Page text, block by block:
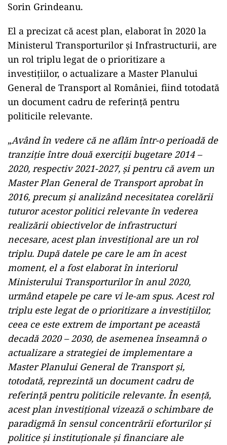
Sorin Grindeanu.
El a precizat că acest plan, elaborat în 2020 la
Ministerul Transporturilor şi Infrastructurii, are
un rol triplu legat de o prioritizare a
investiţiilor, o actualizare a Master Planului
General de Transport al României, fiind totodată
un document cadru de referinţă pentru
politicile relevante.
„Având în vedere că ne aflăm într-o perioadă de
tranziţie între două exerciţii bugetare 2014 –
2020, respectiv 2021-2027, şi pentru că avem un
Master Plan General de Transport aprobat în
2016, precum şi analizând necesitatea corelării
tuturor acestor politici relevante în vederea
realizării obiectivelor de infrastructuri
necesare, acest plan investiţional are un rol
triplu. După datele pe care le am în acest
moment, el a fost elaborat în interiorul
Ministerului Transporturilor în anul 2020,
urmând etapele pe care vi le-am spus. Acest rol
triplu este legat de o prioritizare a investiţiilor,
ceea ce este extrem de important pe această
decadă 2020 – 2030, de asemenea înseamnă o
actualizare a strategiei de implementare a
Master Planului General de Transport şi,
totodată, reprezintă un document cadru de
referinţă pentru politicile relevante. În esenţă,
acest plan investiţional vizează o schimbare de
paradigmă în sensul concentrării eforturilor şi
politice şi instituţionale şi financiare ale